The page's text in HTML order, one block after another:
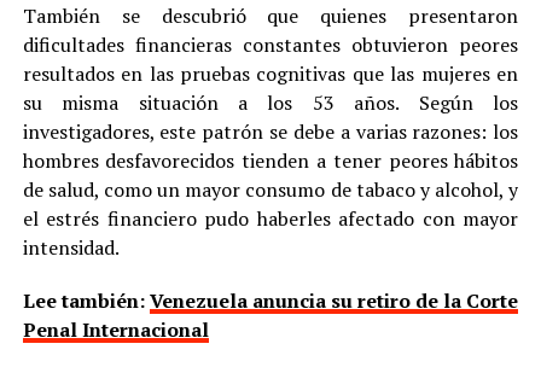
También se descubrió que quienes presentaron
dificultades financieras constantes obtuvieron peores
resultados en las pruebas cognitivas que las mujeres en
su misma situación a los 53 años. Según los
investigadores, este patrón se debe a varias razones: los
hombres desfavorecidos tienden a tener peores hábitos
de salud, como un mayor consumo de tabaco y alcohol, y
el estrés financiero pudo haberles afectado con mayor
intensidad.
Lee también:Venezuela anuncia su retiro de la Corte
Penal Internacional